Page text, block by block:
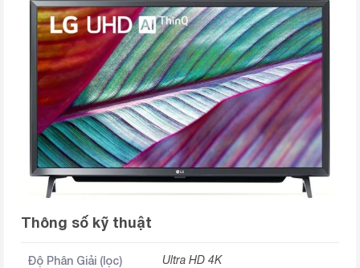
Thông số kỹ thuật
Độ Phân Giải (lọc) Ultra HD 4K